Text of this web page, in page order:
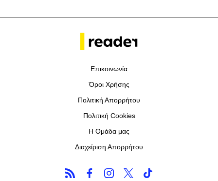
Επικοινωνία
Όροι Χρήσης
Πολιτική Απορρήτου
Πολιτική Cookies
Η Ομάδα μας
Διαχείριση Απορρήτου